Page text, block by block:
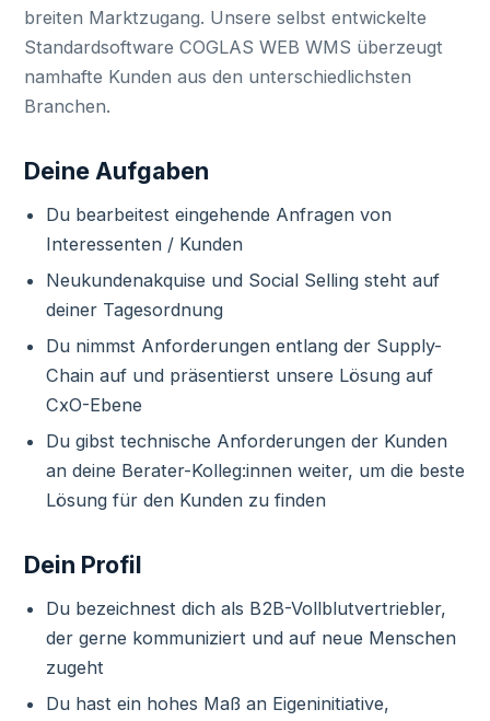
breiten Marktzugang. Unsere selbst entwickelte
Standardsoftware COGLAS WEB WMS überzeugt
namhafte Kunden aus den unterschiedlichsten
Branchen.
Deine Aufgaben
Du bearbeitest eingehende Anfragen von
Interessenten / Kunden
Neukundenakquise und Social Selling steht auf
deiner Tagesordnung
Du nimmst Anforderungen entlang der Supply-
Chain auf und präsentierst unsere Lösung auf
CxO-Ebene
Du gibst technische Anforderungen der Kunden
an deine Berater-Kolleg:innen weiter, um die beste
Lösung für den Kunden zu finden
Dein Profil
Du bezeichnest dich als B2B-Vollblutvertriebler,
der gerne kommuniziert und auf neue Menschen
zugeht
Du hast ein hohes Maß an Eigeninitiative,